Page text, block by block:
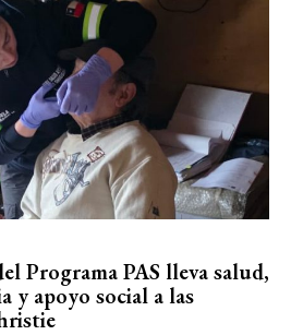
Programa PAS lleva salud,
y apoyo social a las